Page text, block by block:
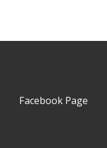
Facebook Page